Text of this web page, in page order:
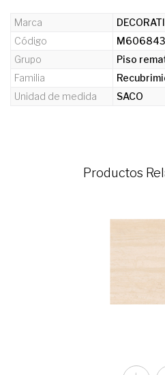
Marca
Código
M606843
Grupo
Piso
Familia
Unidad de medida
SACO
Productos